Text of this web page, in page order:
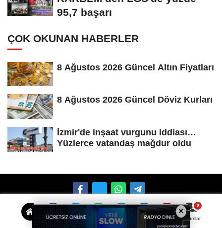
Yorumlar
95,7 başarı
ÇOK OKUNAN HABERLER
8 Ağustos 2026 Güncel Altın Fiyatları
8 Ağustos 2026 Güncel Döviz Kurları
İzmir'de inşaat vurgunu iddiası…
Yüzlerce vatandaş mağdur oldu
Künye İletişim Çerez Politikası Gizlilik İlkeleri
×